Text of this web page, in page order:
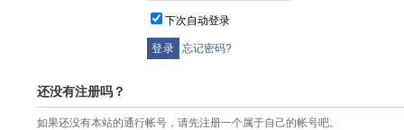
下次自动登录
忘记密码?
还没有注册吗？
如果还没有本站的通行帐号，请先注册一个属于自己的帐号吧。